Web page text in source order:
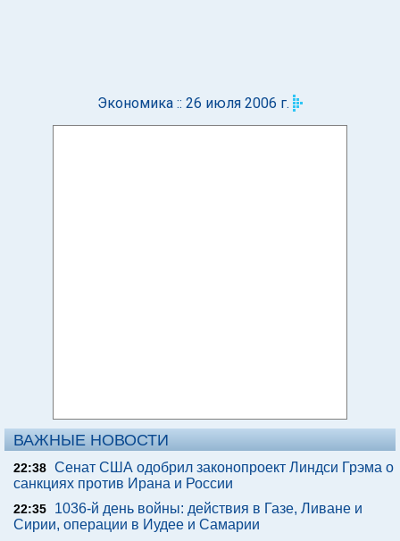
Экономика :: 26 июля 2006 г.
ВАЖНЫЕ НОВОСТИ
22:38 Сенат США одобрил законопроект Линдси Грэма о
санкциях против Ирана и России
22:35
1036-й день войны: действия в Газе, Ливане и
Сирии, операции в Иудее и Самарии